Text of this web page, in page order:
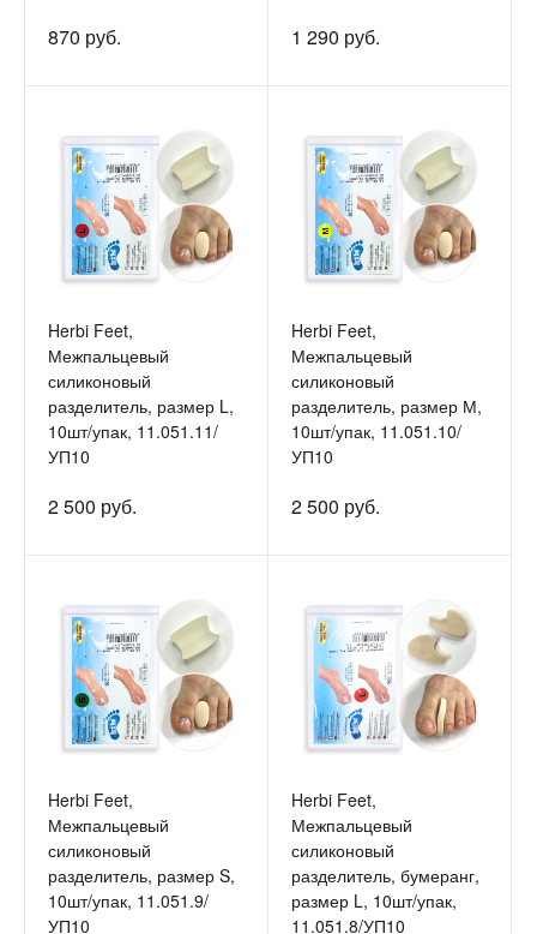
870 руб. 1 290 руб.
Herbi Feet,
Межпальцевый
силиконовый
разделитель, размер L,
10шт/упак, 11.051.11/
УП10
2 500 руб.
Herbi Feet,
Межпальцевый
силиконовый
разделитель, размер М,
10шт/упак, 11.051.10/
УП10
2 500 руб.
Herbi Feet,
Межпальцевый
силиконовый
разделитель, размер S,
10шт/упак, 11.051.9/
УП10
Herbi Feet,
Межпальцевый
силиконовый
разделитель, бумеранг,
размер L, 10шт/упак,
11.051.8/УП10